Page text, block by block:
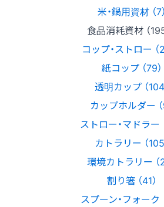
米・鍋用資材 （7）
食品消耗資材 （
コップ・ストロー （
紙コップ （79）
透明カップ （104
カップホルダー （
ストロー・マドラー
カトラリー （105
環境カトラリー （
割り箸 （41）
スプーン・フォーク